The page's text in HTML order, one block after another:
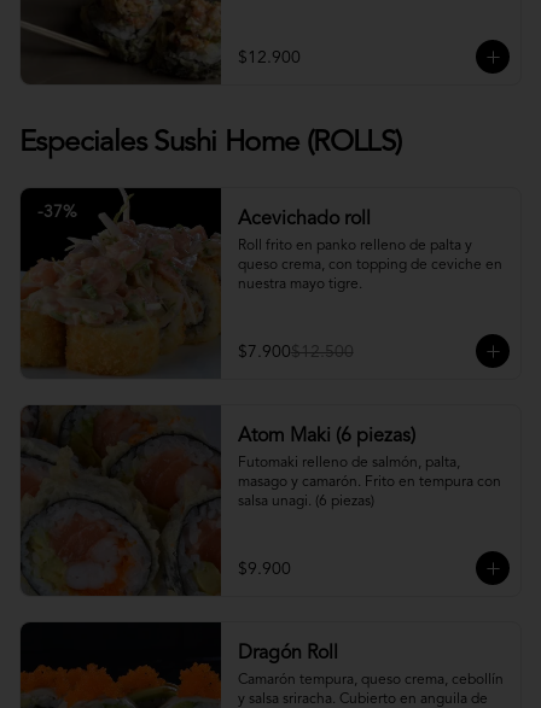
$12.900
Especiales Sushi Home (ROLLS)
-37% Acevichado roll
Roll frito en panko relleno de palta y
queso crema, con topping de ceviche en
nuestra mayo tigre.
$7.900$12.500
Atom Maki (6 piezas)
Futomaki relleno de salmón, palta,
masago y camarón. Frito en tempura con
salsa unagi. (6 piezas)
$9.900
Dragón Roll
Camarón tempura, queso crema, cebollín
y salsa sriracha. Cubierto en anguila de